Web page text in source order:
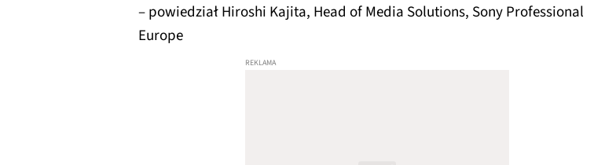
– powiedział Hiroshi Kajita, Head of Media Solutions, Sony Professional
Europe